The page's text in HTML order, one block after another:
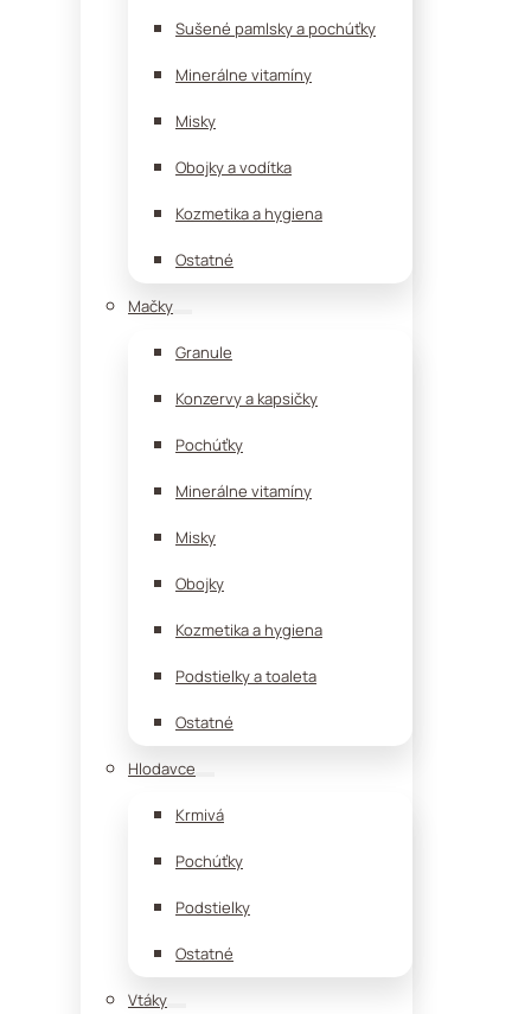
Sušené pamlsky a pochúťky
Minerálne vitamíny
Misky
Obojky a vodítka
Kozmetika a hygiena
Ostatné
Mačky
Granule
Konzervy a kapsičky
Pochúťky
Minerálne vitamíny
Misky
Obojky
Kozmetika a hygiena
Podstielky a toaleta
Ostatné
Hlodavce
Krmivá
Pochúťky
Podstielky
Ostatné
Vtáky